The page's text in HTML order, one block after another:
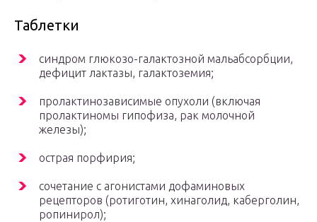
Таблетки
синдром глюкозо-галактозной мальабсорбции,
дефицит лактазы, галактоземия;
пролактинозависимые опухоли (включая
пролактиномы гипофиза, рак молочной
железы);
острая порфирия;
сочетание с агонистами дофаминовых
рецепторов (ротиготин, хинаголид, каберголин,
ропинирол);